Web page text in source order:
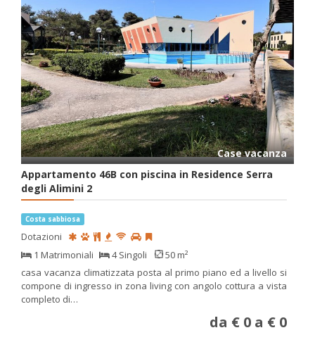
Case vacanza
Appartamento 46B con piscina in Residence Serra
degli Alimini 2
Costa sabbiosa
Dotazioni
1 Matrimoniali
4 Singoli
50 m²
casa vacanza climatizzata posta al primo piano ed a livello si
compone di ingresso in zona living con angolo cottura a vista
completo di…
da € 0 a € 0